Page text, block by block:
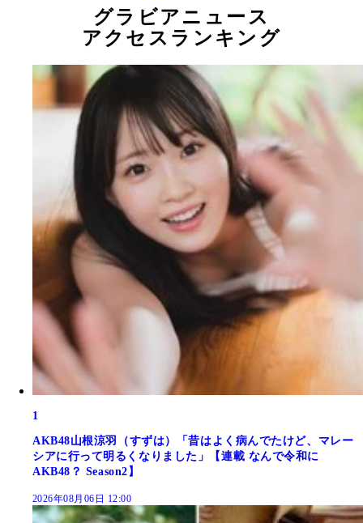
グラビアニュース
アクセスランキング
1
AKB48山根涼羽（すずは）「昔はよく病んでたけど、マレー
シアに行って明るくなりました」【連載 なんで令和に
AKB48？ Season2】
2026年08月06日 12:00